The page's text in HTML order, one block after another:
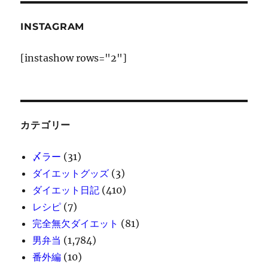
INSTAGRAM
[instashow rows="2"]
カテゴリー
〆ラー (31)
ダイエットグッズ (3)
ダイエット日記 (410)
レシピ (7)
完全無欠ダイエット (81)
男弁当 (1,784)
番外編 (10)